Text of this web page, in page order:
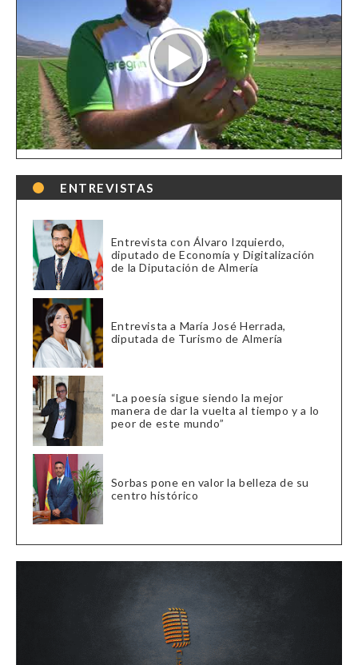
ENTREVISTAS
Entrevista con Álvaro Izquierdo,
diputado de Economía y Digitalización
de la Diputación de Almería
Entrevista a María José Herrada,
diputada de Turismo de Almería
“La poesía sigue siendo la mejor
manera de dar la vuelta al tiempo y a lo
peor de este mundo”
Sorbas pone en valor la belleza de su
centro histórico